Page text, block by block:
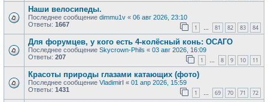
Наши велосипеды.
Последнее сообщение dimmu1v « 06 авг 2026, 23:10
Ответы: 1667 1 … 81 82 83 84
Для форумцев, у кого есть 4-колёсный конь: ОСАГО
Последнее сообщение Skycrown-Phils « 03 авг 2026, 16:09
Ответы: 207 1 … 8 9 10 11
Красоты природы глазами катающих (фото)
Последнее сообщение VladimirI « 01 апр 2026, 15:59
Ответы: 1431 1 … 69 70 71 72